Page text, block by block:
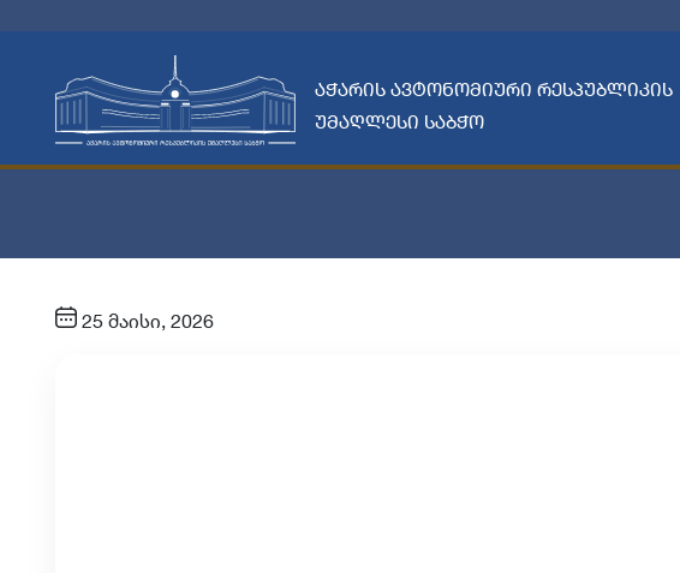
აჭარის ავტონომიური რესპუბლიკის
უმაღლესი საბჭო
25 მაისი, 2026